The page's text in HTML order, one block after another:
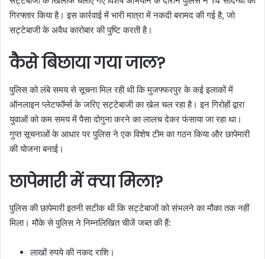
गिरफ्तार किया है। इस कार्रवाई में भारी मात्रा में नकदी बरामद की गई है, जो
सट्टेबाजी के अवैध कारोबार की पुष्टि करती है।
कैसे बिछाया गया जाल?
पुलिस को लंबे समय से सूचना मिल रही थी कि मुजफ्फरपुर के कई इलाकों में
ऑनलाइन प्लेटफॉर्म्स के जरिए सट्टेबाजी का खेल चल रहा है। इन गिरोहों द्वारा
युवाओं को कम समय में पैसा दोगुना करने का लालच देकर फंसाया जा रहा था।
गुप्त सूचनाओं के आधार पर पुलिस ने एक विशेष टीम का गठन किया और छापेमारी
की योजना बनाई।
छापेमारी में क्या मिला?
पुलिस की छापेमारी इतनी सटीक थी कि सट्टेबाजों को संभलने का मौका तक नहीं
मिला। मौके से पुलिस ने निम्नलिखित चीजें जब्त की हैं:
लाखों रुपये की नकद राशि।